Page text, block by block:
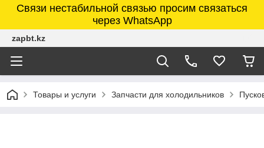
Связи нестабильной связью просим связаться
через WhatsApp
zapbt.kz
Товары и услуги Запчасти для холодильников